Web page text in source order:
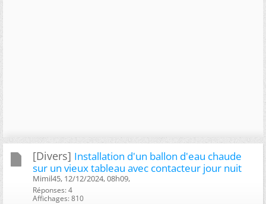
[Divers] Installation d'un ballon d'eau chaude
sur un vieux tableau avec contacteur jour nuit
Mimil45, 12/12/2024, 08h09, ‎
Réponses: 4
Affichages: 810